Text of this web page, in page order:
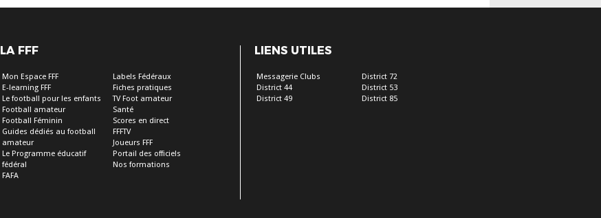
LA FFF
Mon Espace FFF
E-learning FFF
Le football pour les enfants
Football amateur
Football Féminin
Guides dédiés au football
amateur
Le Programme éducatif
fédéral
FAFA
Labels Fédéraux
Fiches pratiques
TV Foot amateur
Santé
Scores en direct
FFFTV
Joueurs FFF
Portail des officiels
Nos formations
LIENS UTILES
Messagerie Clubs
District 44
District 49
District 72
District 53
District 85